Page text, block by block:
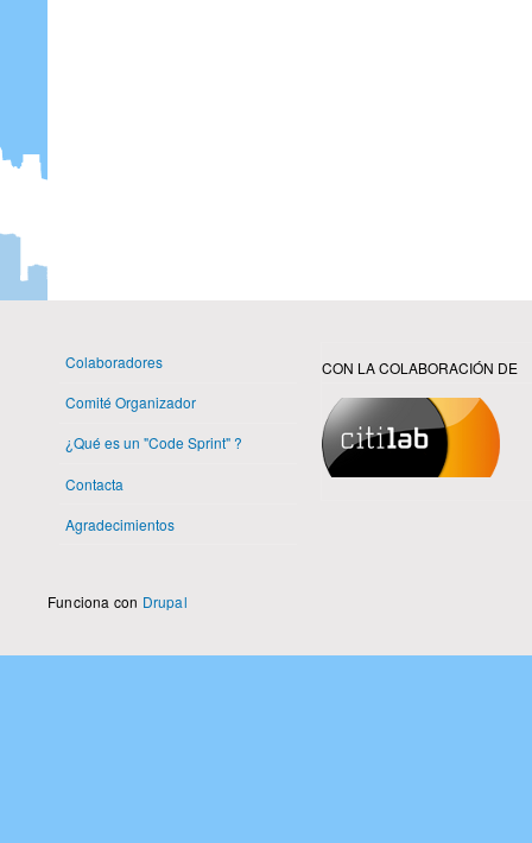
Colaboradores
Comité Organizador
¿Qué es un "Code Sprint" ?
Contacta
Agradecimientos
CON LA COLABORACIÓN DE
Funciona con Drupal